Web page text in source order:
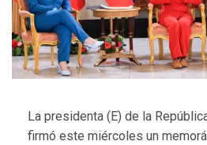
La presidenta (E) de la
firmó este miércoles un